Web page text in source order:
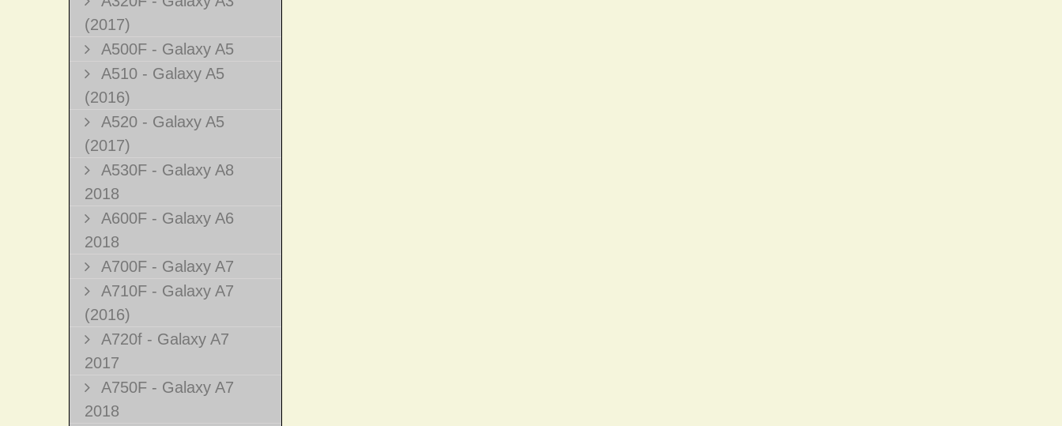
(2017)
A500F - Galaxy A5
A510 - Galaxy A5
(2016)
A520 - Galaxy A5
(2017)
A530F - Galaxy A8
2018
A600F - Galaxy A6
2018
A700F - Galaxy A7
A710F - Galaxy A7
(2016)
A720f - Galaxy A7
2017
A750F - Galaxy A7
2018